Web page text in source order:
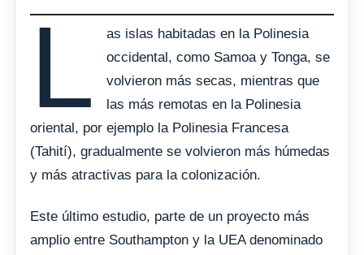
L
as islas habitadas en la Polinesia
occidental, como Samoa y Tonga, se
volvieron más secas, mientras que
las más remotas en la Polinesia
oriental, por ejemplo la Polinesia Francesa
(Tahití), gradualmente se volvieron más húmedas
y más atractivas para la colonización.
Este último estudio, parte de un proyecto más
amplio entre Southampton y la UEA denominado